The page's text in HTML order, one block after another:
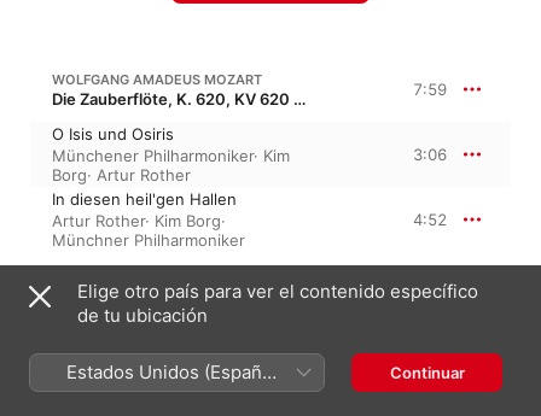
WOLFGANG AMADEUS MOZART
Die Zauberflöte, K. 620, KV 620 · “La flauta mágica” 7:59
O Isis und Osiris
Münchener Philharmoniker· Kim
Borg· Artur Rother
3:06
In diesen heil'gen Hallen
Artur Rother· Kim Borg·
Münchner Philharmoniker
4:52
GIOACHINO ROSSINI
Artur Rother ·Kim Borg·
Münchner Philharmoniker
4:48
Elige otro país para ver el contenido específico
de tu ubicación
Estados Unidos (Español
México)
Continuar